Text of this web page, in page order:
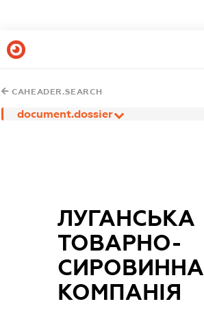
CAHEADER.SEARCH
document.dossier
ЛУГАНСЬКА
ТОВАРНО-
СИРОВИННА
КОМПАНІЯ